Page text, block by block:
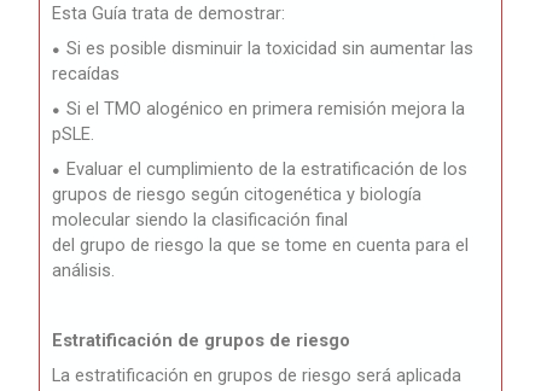
Esta Guía trata de demostrar:
●Si es posible disminuir la toxicidad sin aumentar las
recaídas
●Si el TMO alogénico en primera remisión mejora la
pSLE.
● Evaluar el cumplimiento de la estratificación de los
grupos de riesgo según citogenética y biología
molecular siendo la clasificación final
del grupo de riesgo la que se tome en cuenta para el
análisis.
Estratificación de grupos de riesgo
La estratificación en grupos de riesgo será aplicada